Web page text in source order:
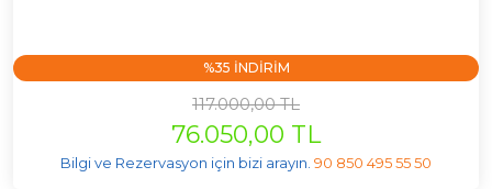
%35 INDIRIM
117.000,00 TL
76.050,00 TL
Bilgi ve Rezervasyon için bizi arayın. 90 850 495 55 50